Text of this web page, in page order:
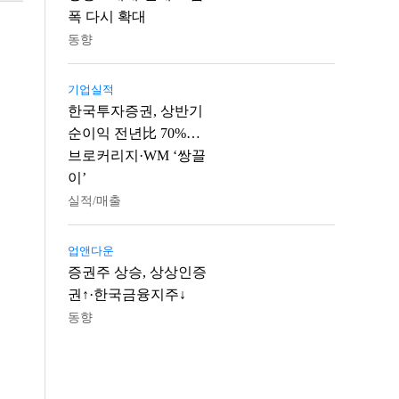
폭 다시 확대
동향
기업실적
한국투자증권, 상반기
순이익 전년比 70%…
브로커리지·WM ‘쌍끌
이’
실적/매출
업앤다운
증권주 상승, 상상인증
권↑·한국금융지주↓
동향